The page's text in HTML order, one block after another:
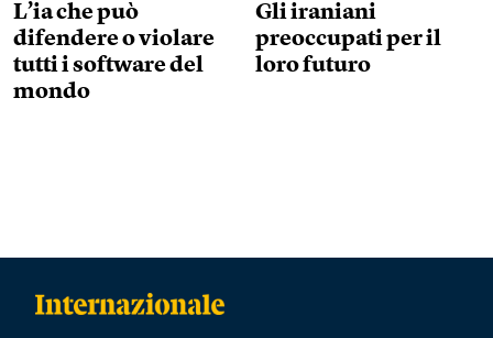
L’ia che può
difendere o violare
tutti i software del
mondo
Gli iraniani
preoccupati per il
loro futuro